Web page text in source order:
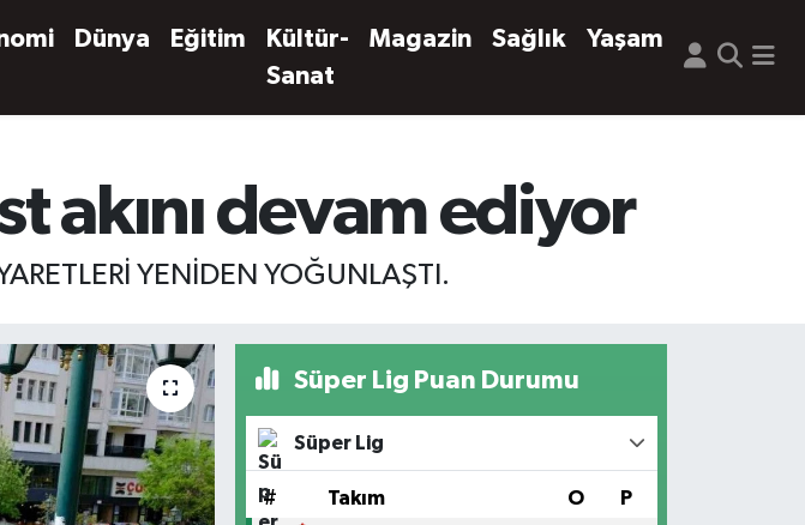
Dünya Eğitim
Kültür-
Sanat
Magazin Sağlık Yaşam
akını devam ediyor
YENİDEN YOĞUNLAŞTI.
Süper Lig Puan Durumu
Süper Lig
# Takım O P